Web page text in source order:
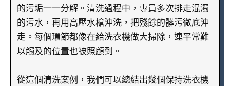
的污垢一一分解。清洗過程中，專員多次排走混濁
的污水，再用高壓水槍沖洗，把殘餘的髒污徹底沖
走。每個環節都像在給洗衣機做大掃除，連平常難
以觸及的位置也被照顧到。
從這個清洗案例，我們可以總結出幾個保持洗衣機